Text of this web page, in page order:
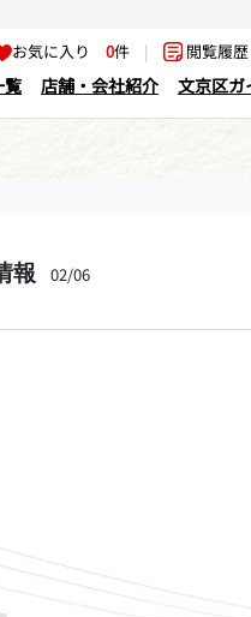
お気に入り0件 | 閲覧履
覧 店舗・会社紹介 文京区ガ
報 02/06